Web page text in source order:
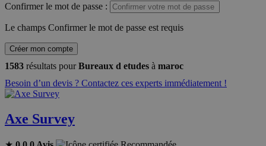
Confirmer le mot de passe :
Le champs Confirmer le mot de passe est requis
Créer mon compte
1583 résultats pourBureaux d etudes à maroc
Besoin d’un devis ? Contactez ces experts immédiatement !
Axe Survey